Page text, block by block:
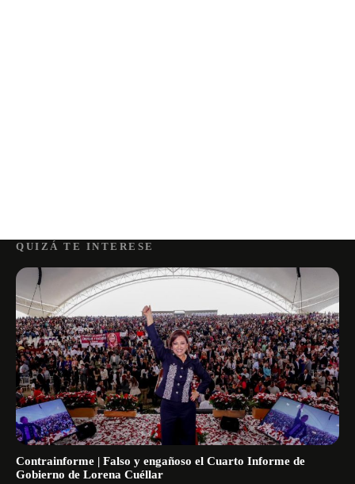
QUIZÁ TE INTERESE
Contrainforme | Falso y engañoso el Cuarto Informe de
Gobierno de Lorena Cuéllar